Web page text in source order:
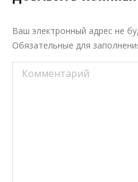
Ваш электронный адрес не
Обязательные для
Комментарий